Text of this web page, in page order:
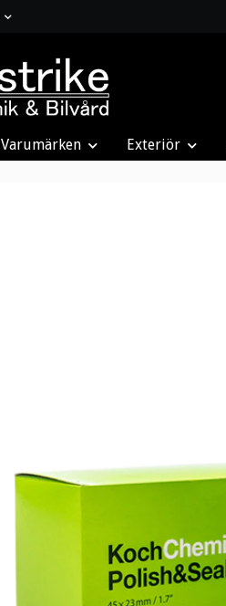
Varumärken Exteriör